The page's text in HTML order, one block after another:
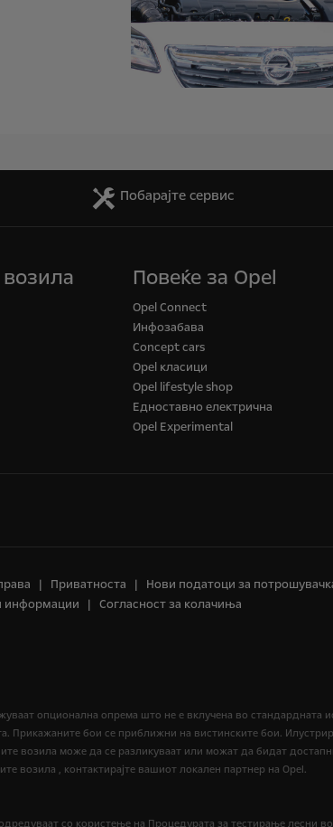
Побарајте сервис
Повеќе за Opel
Opel Connect
Инфозабава
Concept cars
Opel класици
Opel lifestyle shop
Едноставно електрична
Opel Experimental
Приватноста
Нови податоци за
информации Согласност за колачиња
опционална опрема што не е вклучена во
бои се приближни на вистинските бои.
возила може да се разликуваат или можат да бидат
возила , контактирајте вашиот локален партнер на Opel.
со користење на Процедурата за тестирање лесни